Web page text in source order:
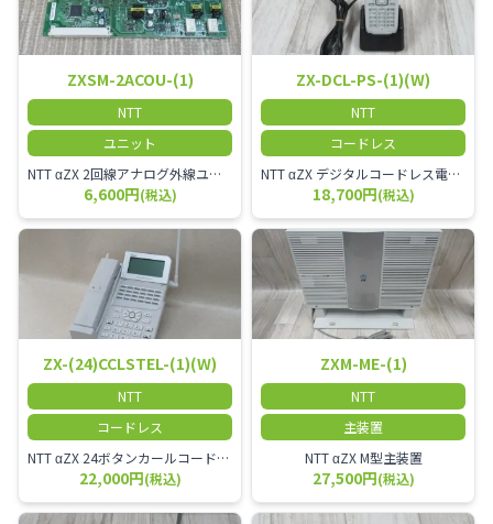
ZXSM-2ACOU-(1)
NTT
ユニット
NTT αZX 2回線アナログ外線ユニット
6,600円(税込)
ZX-DCL-PS-(1)(W)
NTT
コードレス
NTT αZX デジタルコードレス電話機 対応主装置及びアンテナを使用してご利用いただけます。 特に工場や倉庫等、オフィスから離れたところで作業をされている方に適しています。
18,700円(税込)
ZX-(24)CCLSTEL-(1)(W)
NTT
コードレス
NTT αZX 24ボタンカールコードレス電話機 無線タイプ、電話機と子機が離れるタイプのカールコードレス電話機です。 決裁者様等、オフィス内を頻繁に動かれる方のご使用が多いです。
22,000円(税込)
ZXM-ME-(1)
NTT
主装置
NTT αZX M型主装置
27,500円(税込)